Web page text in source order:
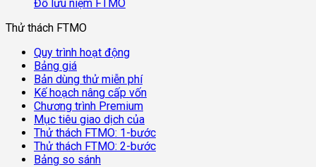
Đồ lưu niệm FTMO
Thử thách FTMO
Quy trình hoạt động
Bảng giá
Bản dùng thử miễn phí
Kế hoạch nâng cấp vốn
Chương trình Premium
Mục tiêu giao dịch của
Thử thách FTMO: 1-bước
Thử thách FTMO: 2-bước
Bảng so sánh